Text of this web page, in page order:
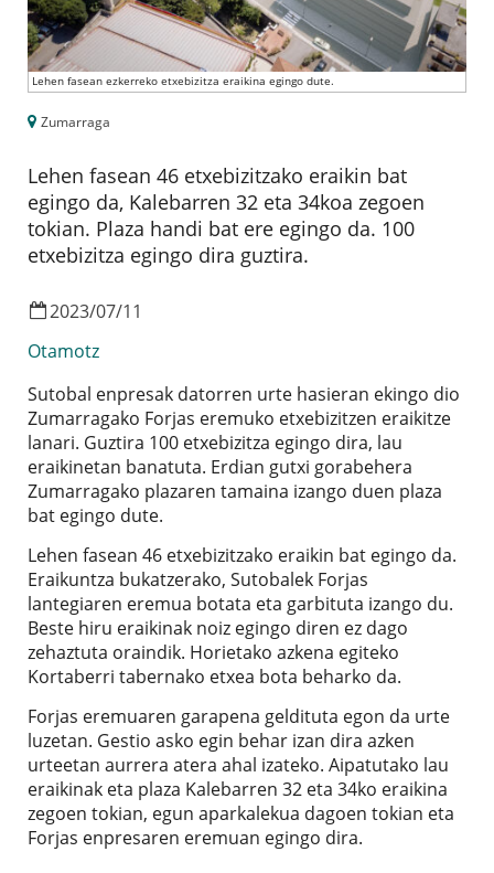
Zumarraga
Lehen fasean 46 etxebizitzako eraikin bat
egingo da, Kalebarren 32 eta 34koa zegoen
tokian. Plaza handi bat ere egingo da. 100
etxebizitza egingo dira guztira.
Lehen fasean ezkerreko etxebizitza eraikina egingo dute.
2023/07/11
Otamotz
Sutobal enpresak datorren urte hasieran ekingo dio
Zumarragako Forjas eremuko etxebizitzen eraikitze
lanari. Guztira 100 etxebizitza egingo dira, lau
eraikinetan banatuta. Erdian gutxi gorabehera
Zumarragako plazaren tamaina izango duen plaza
bat egingo dute.
Lehen fasean 46 etxebizitzako eraikin bat egingo da.
Eraikuntza bukatzerako, Sutobalek Forjas
lantegiaren eremua botata eta garbituta izango du.
Beste hiru eraikinak noiz egingo diren ez dago
zehaztuta oraindik. Horietako azkena egiteko
Kortaberri tabernako etxea bota beharko da.
Forjas eremuaren garapena geldituta egon da urte
luzetan. Gestio asko egin behar izan dira azken
urteetan aurrera atera ahal izateko. Aipatutako lau
eraikinak eta plaza Kalebarren 32 eta 34ko eraikina
zegoen tokian, egun aparkalekua dagoen tokian eta
Forjas enpresaren eremuan egingo dira.